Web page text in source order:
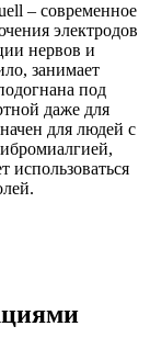
– современное
электродов
нервов и
занимает
под
даже для
для людей с
использоваться